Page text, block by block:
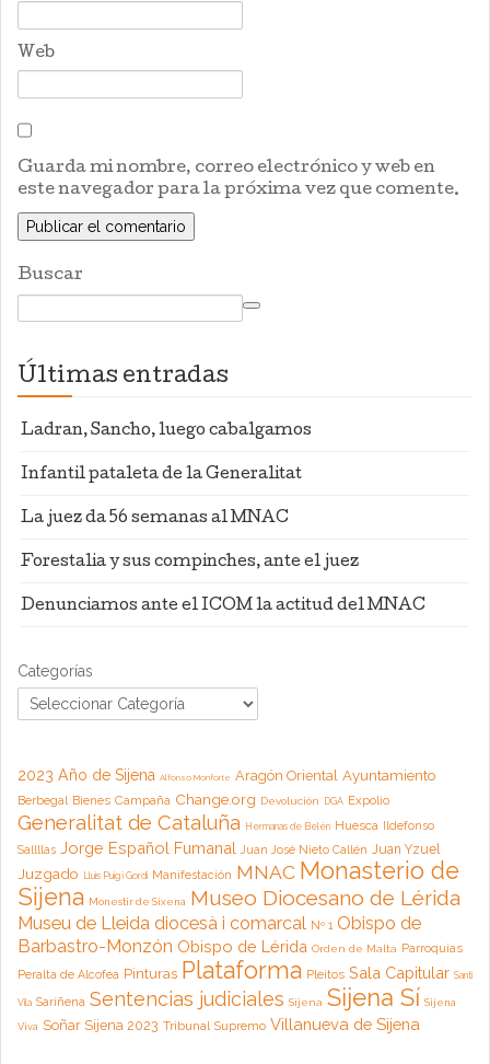
Web
Guarda mi nombre, correo electrónico y web en
este navegador para la próxima vez que comente.
Buscar
Últimas entradas
Ladran, Sancho, luego cabalgamos
Infantil pataleta de la Generalitat
La juez da 56 semanas al MNAC
Forestalia y sus compinches, ante el juez
Denunciamos ante el ICOM la actitud del MNAC
Categorías
2023 Año de Sijena Alfonso Monforte Aragón Oriental Ayuntamiento
Berbegal Bienes Campaña Change.org Devolución DGA Expolio
Generalitat de Cataluña Hermanas de Belén Huesca
Ildefonso
Sallllas Jorge Español Fumanal Juan José Nieto Callén Juan Yzuel
Juzgado Lluis Puig i Gordi Manifestación MNAC Monasterio de
Sijena Monestir de Sixena Museo Diocesano de Lérida
Museu de Lleida diocesà i comarcal Nº 1 Obispo de
Barbastro-Monzón Obispo de Lérida Orden de Malta Parroquias
Peralta de Alcofea Pinturas Plataforma Pleitos Sala Capitular Santi
Vila Sariñena Sentencias judiciales Sijena Sijena Sí Sijena
Viva Soñar Sijena 2023 Tribunal Supremo Villanueva de Sijena